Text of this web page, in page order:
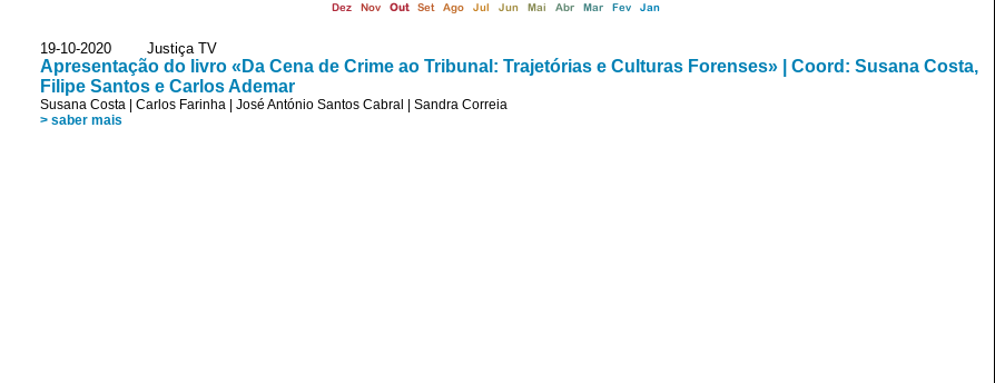
Dez Nov Out Set Ago Jul Jun Mai Abr Mar Fev Jan
19-10-2020 Justiça TV
Apresentação do livro «Da Cena de Crime ao Tribunal: Trajetórias e Culturas Forenses» | Coord: Susana Costa,
Filipe Santos e Carlos Ademar
Susana Costa Carlos Farinha José António Santos Cabral
Sandra Correia
> saber mais